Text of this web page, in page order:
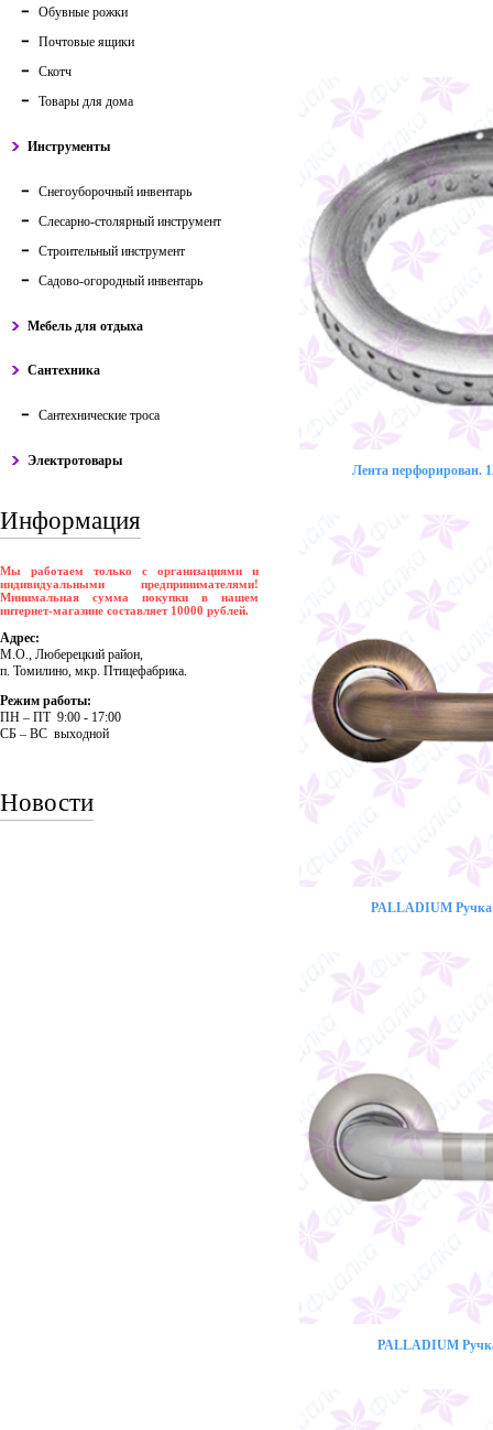
Обувные рожки
Почтовые ящики
Скотч
Товары для дома
Инструменты
Снегоуборочный инвентарь
Слесарно-столярный инструмент
Строительный инструмент
Садово-огородный инвентарь
Мебель для отдыха
Сантехника
Сантехнические троса
Электротовары
Информация
Мы работаем только с организациями и
индивидуальными предпринимателями!
Минимальная сумма покупки в нашем
интернет-магазине составляет 10000 рублей.
Адрес:
М.О., Люберецкий район,
п. Томилино, мкр. Птицефабрика.
Режим работы:
ПH – ПT 9:00 - 17:00
CБ – BC выходной
Новости
Лента перфорирован.
PALLADIUM Ручка
PALLADIUM